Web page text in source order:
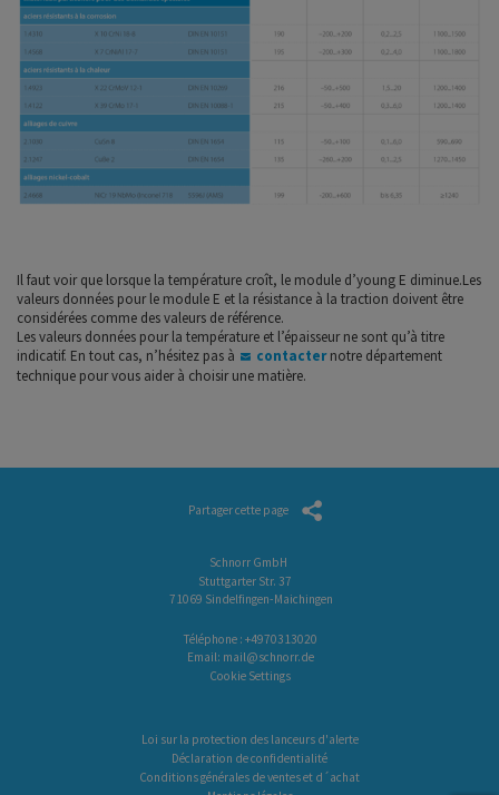
Il faut voir que lorsque la température croît, le module d’young E diminue.Les
valeurs données pour le module E et la résistance à la traction doivent être
considérées comme des valeurs de référence.
Les valeurs données pour la température et l’épaisseur ne sont qu’à titre
indicatif. En tout cas, n’hésitez pas à
contacternotre département
technique pour vous aider à choisir une matière.
Partager cette page
Schnorr GmbH
Stuttgarter Str. 37
71069 Sindelfingen-Maichingen
Téléphone : +4970313020
Email: mail@schnorr.de
Cookie Settings
Loi sur la protection des lanceurs d'alerte
Déclaration de confidentialité
Conditions générales de ventes et d´achat